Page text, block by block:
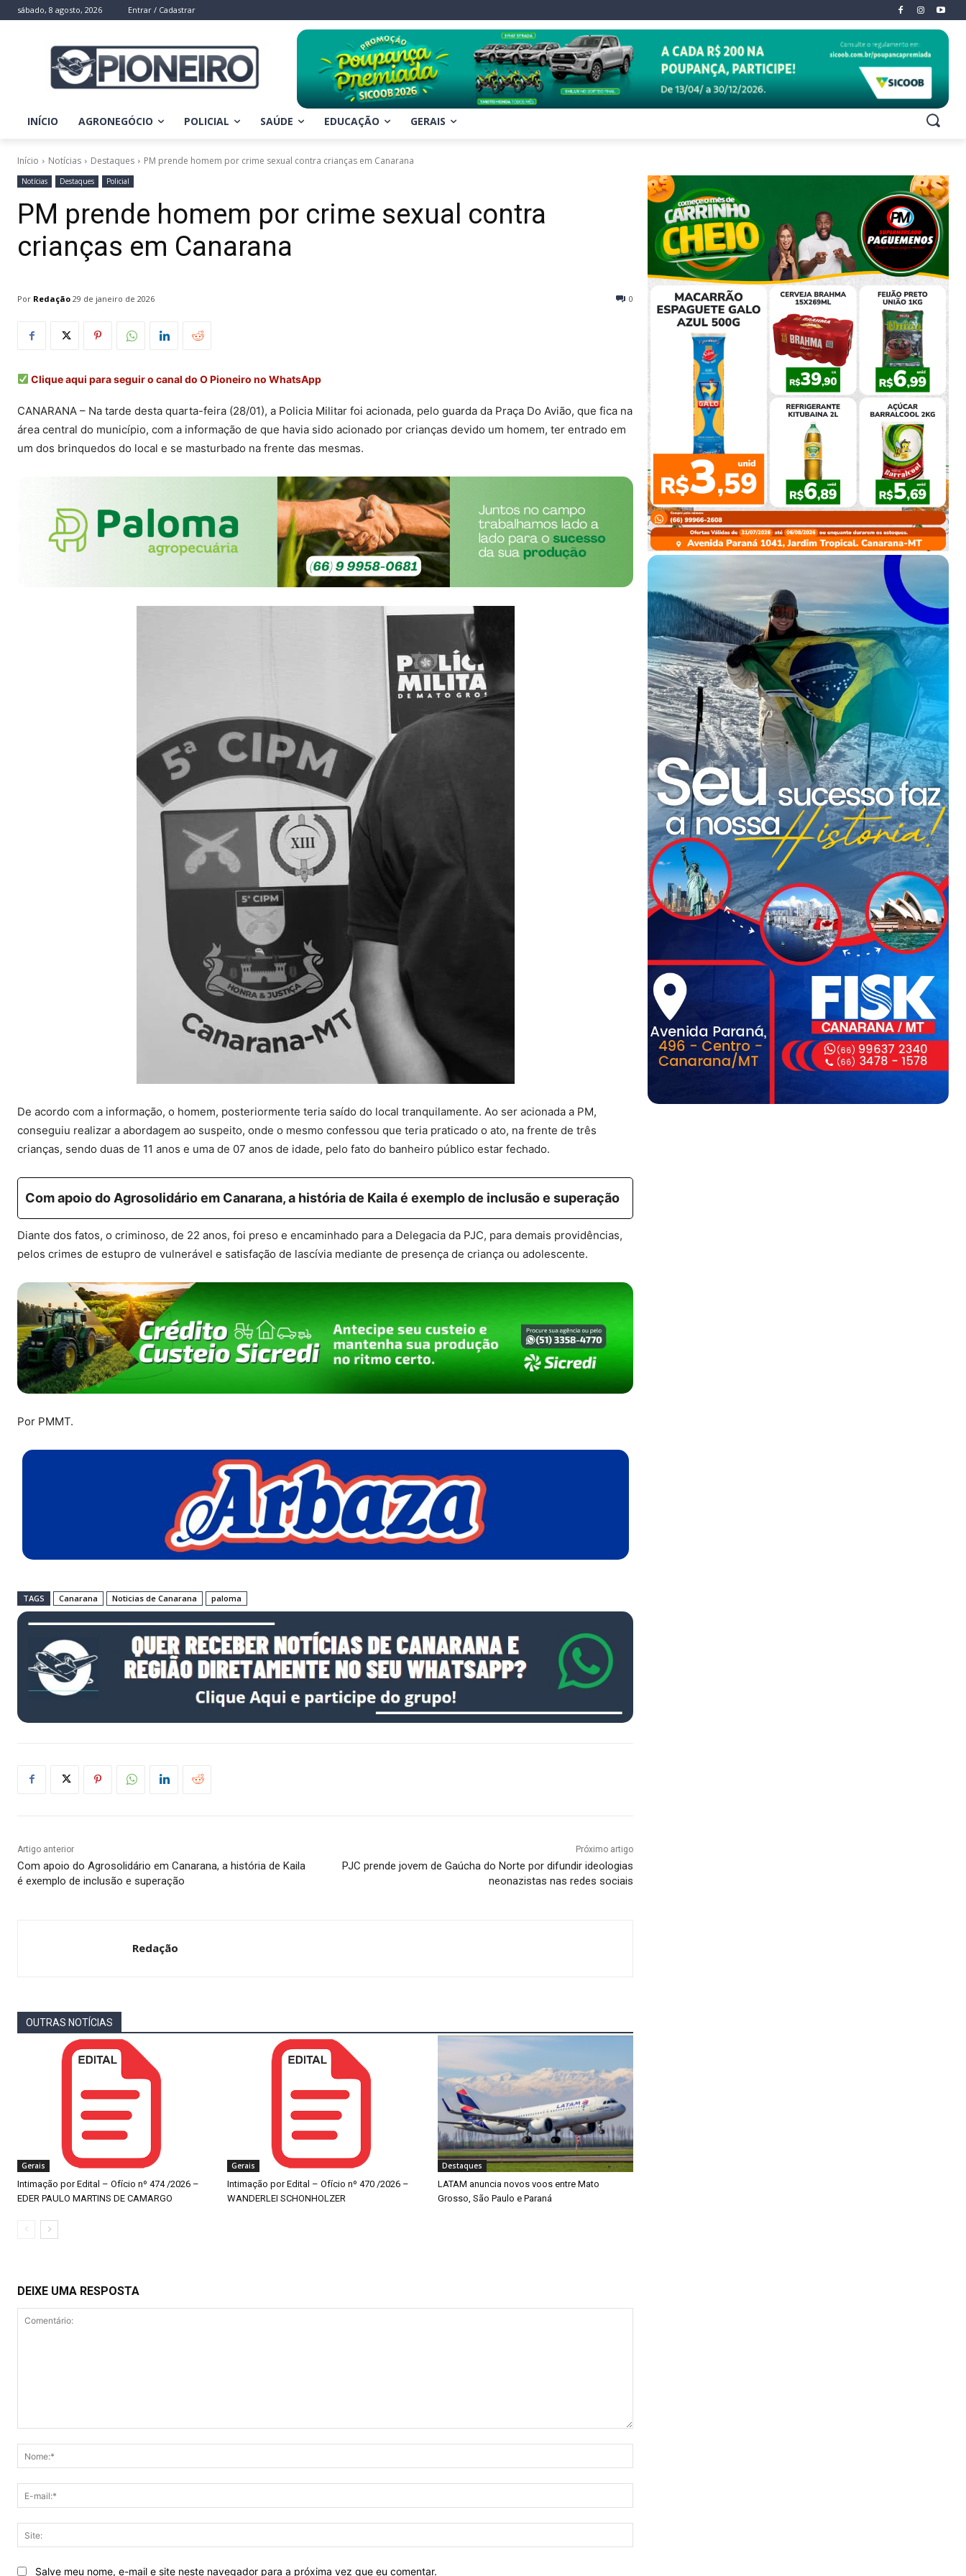
sábado, 8 agosto, 2026 Entrar / Cadastrar
INÍCIO AGRONEGÓCIO POLICIAL SAÚDE EDUCAÇÃO GERAIS
Início Notícias Destaques PM prende homem por crime sexual contra crianças em Canarana
Notícias Destaques Policial
PM prende homem por crime sexual contra
crianças em Canarana
Por Redação 0
29 de janeiro de 2026
Clique aqui para seguir o canal do O Pioneiro no WhatsApp
CANARANA – Na tarde desta quarta-feira (28/01), a Policia Militar foi acionada, pelo guarda da Praça Do Avião, que fica na
área central do município, com a informação de que havia sido acionado por crianças devido um homem, ter entrado em
um dos brinquedos do local e se masturbado na frente das mesmas.
De acordo com a informação, o homem, posteriormente teria saído do local tranquilamente. Ao ser acionada a PM,
conseguiu realizar a abordagem ao suspeito, onde o mesmo confessou que teria praticado o ato, na frente de três
crianças, sendo duas de 11 anos e uma de 07 anos de idade, pelo fato do banheiro público estar fechado.
Com apoio do Agrosolidário em Canarana, a história de Kaila é exemplo de inclusão e superação
Diante dos fatos, o criminoso, de 22 anos, foi preso e encaminhado para a Delegacia da PJC, para demais providências,
pelos crimes de estupro de vulnerável e satisfação de lascívia mediante de presença de criança ou adolescente.
Por PMMT.
TAGS Canarana Noticias de Canarana paloma
Artigo anterior
Com apoio do Agrosolidário em Canarana, a história de Kaila
é exemplo de inclusão e superação
Próximo artigo
PJC prende jovem de Gaúcha do Norte por difundir ideologias
neonazistas nas redes sociais
Redação
OUTRAS NOTÍCIAS
Gerais
Intimação por Edital – Ofício nº 474 /2026 –
EDER PAULO MARTINS DE CAMARGO
Gerais
Intimação por Edital – Ofício nº 470 /2026 –
WANDERLEI SCHONHOLZER
Destaques
LATAM anuncia novos voos entre Mato
Grosso, São Paulo e Paraná
DEIXE UMA RESPOSTA
mail:*
Salve meu nome, e-mail e site neste navegador para a próxima vez que eu comentar.